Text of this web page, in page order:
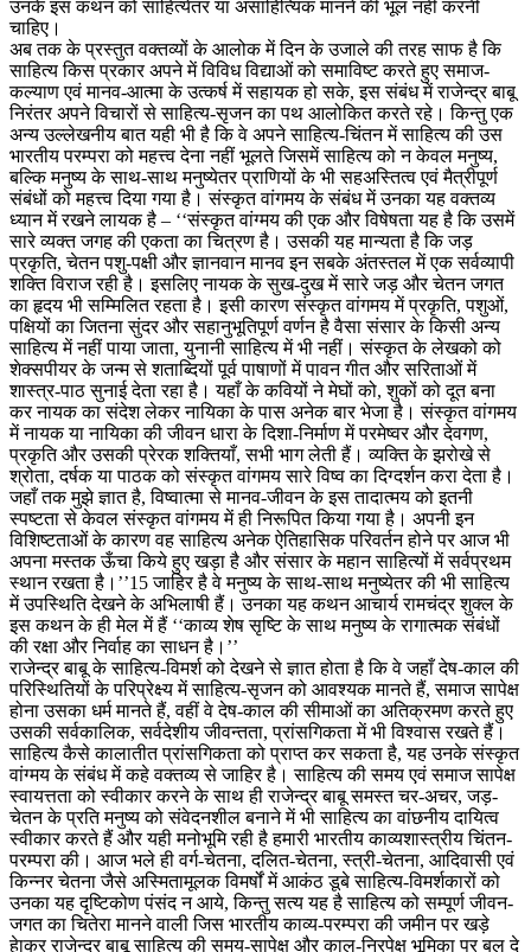
उनके इस कथन को साहित्येतर या असाहित्यिक मानने की भूल नहीं करनी
चाहिए।
अब तक के प्रस्तुत वक्तव्यों के आलोक में दिन के उजाले की तरह साफ है कि
साहित्य किस प्रकार अपने में विविध विद्याओं को समाविष्ट करते हुए समाज-
कल्याण एवं मानव-आत्मा के उत्कर्ष में सहायक हो सके, इस संबंध में राजेन्द्र बाबू
निरंतर अपने विचारों से साहित्य-सृजन का पथ आलोकित करते रहे। किन्तु एक
अन्य उल्लेखनीय बात यही भी है कि वे अपने साहित्य-चिंतन में साहित्य की उस
भारतीय परम्परा को महत्त्व देना नहीं भूलते जिसमें साहित्य को न केवल मनुष्य,
बल्कि मनुष्य के साथ-साथ मनुष्येतर प्राणियों के भी सहअस्तित्व एवं मैत्रीपूर्ण
संबंधों को महत्त्व दिया गया है। संस्कृत वांगमय के संबंध में उनका यह वक्तव्य
ध्यान में रखने लायक है – ‘‘संस्कृत वांग्मय की एक और विषेषता यह है कि उसमें
सारे व्यक्त जगह की एकता का चित्रण है। उसकी यह मान्यता है कि जड़
प्रकृति, चेतन पशु-पक्षी और ज्ञानवान मानव इन सबके अंतस्तल में एक सर्वव्यापी
शक्ति विराज रही है। इसलिए नायक के सुख-दुख में सारे जड़ और चेतन जगत
का हृदय भी सम्मिलित रहता है। इसी कारण संस्कृत वांगमय में प्रकृति, पशुओं,
पक्षियों का जितना सुंदर और सहानुभूतिपूर्ण वर्णन है वैसा संसार के किसी अन्य
साहित्य में नहीं पाया जाता, युनानी साहित्य में भी नहीं। संस्कृत के लेखको को
शेक्सपीयर के जन्म से शताब्दियों पूर्व पाषाणों में पावन गीत और सरिताओं में
शास्त्र-पाठ सुनाई देता रहा है। यहाँ के कवियों ने मेघों को, शुकों को दूत बना
कर नायक का संदेश लेकर नायिका के पास अनेक बार भेजा है। संस्कृत वांगमय
में नायक या नायिका की जीवन धारा के दिशा-निर्माण में परमेष्वर और देवगण,
प्रकृति और उसकी प्रेरक शक्तियाँ, सभी भाग लेती हैं। व्यक्ति के झरोखे से
श्रोता, दर्षक या पाठक को संस्कृत वांगमय सारे विष्व का दिग्दर्शन करा देता है।
जहाँ तक मुझे ज्ञात है, विष्वात्मा से मानव-जीवन के इस तादात्मय को इतनी
स्पष्टता से केवल संस्कृत वांगमय में ही निरूपित किया गया है। अपनी इन
विशिष्टताओं के कारण वह साहित्य अनेक ऐतिहासिक परिवर्तन होने पर आज भी
अपना मस्तक ऊँचा किये हुए खड़ा है और संसार के महान साहित्यों में सर्वप्रथम
स्थान रखता है।’’15 जाहिर है वे मनुष्य के साथ-साथ मनुष्येतर की भी साहित्य
में उपस्थिति देखने के अभिलाषी हैं। उनका यह कथन आचार्य रामचंद्र शुक्ल के
इस कथन के ही मेल में हैं ‘‘काव्य शेष सृष्टि के साथ मनुष्य के रागात्मक संबंधों
की रक्षा और निर्वाह का साधन है।’’
राजेन्द्र बाबू के साहित्य-विमर्श को देखने से ज्ञात होता है कि वे जहाँ देष-काल की
परिस्थितियों के परिप्रेक्ष्य में साहित्य-सृजन को आवश्यक मानते हैं, समाज सापेक्ष
होना उसका धर्म मानते हैं, वहीं वे देष-काल की सीमाओं का अतिक्रमण करते हुए
उसकी सर्वकालिक, सर्वदेशीय जीवन्तता, प्रांसगिकता में भी विश्वास रखते हैं।
साहित्य कैसे कालातीत प्रांसगिकता को प्राप्त कर सकता है, यह उनके संस्कृत
वांग्मय के संबंध में कहे वक्तव्य से जाहिर है। साहित्य की समय एवं समाज सापेक्ष
स्वायत्तता को स्वीकार करने के साथ ही राजेन्द्र बाबू समस्त चर-अचर, जड़-
चेतन के प्रति मनुष्य को संवेदनशील बनाने में भी साहित्य का वांछनीय दायित्व
स्वीकार करते हैं और यही मनोभूमि रही है हमारी भारतीय काव्यशास्त्रीय चिंतन-
परम्परा की। आज भले ही वर्ग-चेतना, दलित-चेतना, स्त्री-चेतना, आदिवासी एवं
किन्नर चेतना जैसे अस्मितामूलक विमर्षों में आकंठ डूबे साहित्य-विमर्शकारों को
उनका यह दृष्टिकोण पंसंद न आये, किन्तु सत्य यह है साहित्य को सम्पूर्ण जीवन-
जगत का चितेरा मानने वाली जिस भारतीय काव्य-परम्परा की जमीन पर खड़े
हेाकर राजेन्द्र बाबू साहित्य की समय-सापेक्ष और काल-निरपेक्ष भूमिका पर बल दे